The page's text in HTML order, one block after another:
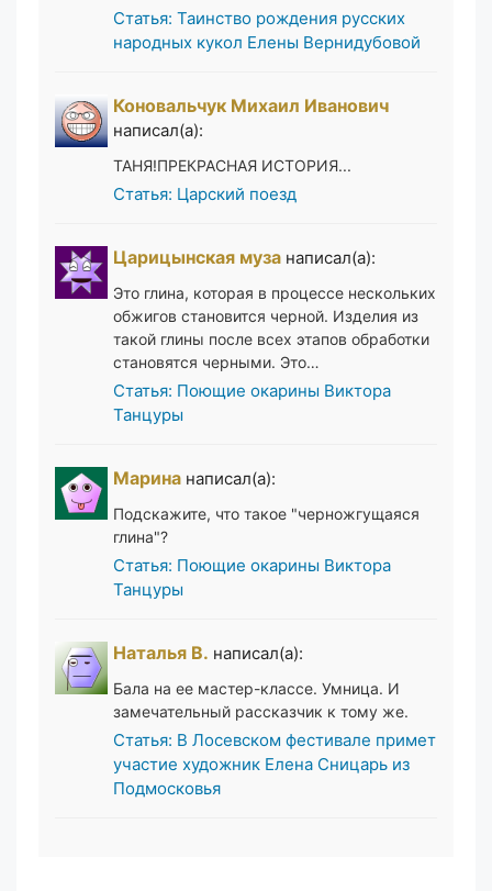
Статья: Таинство рождения русских
народных кукол Елены Вернидубовой
Коновальчук Михаил Иванович
написал(а):
ТАНЯ!ПРЕКРАСНАЯ ИСТОРИЯ...
Статья: Царский поезд
Царицынская муза написал(а):
Это глина, которая в процессе нескольких
обжигов становится черной. Изделия из
такой глины после всех этапов обработки
становятся черными. Это…
Статья: Поющие окарины Виктора
Танцуры
Марина написал(а):
Подскажите, что такое "черножгущаяся
глина"?
Статья: Поющие окарины Виктора
Танцуры
Наталья В. написал(а):
Бала на ее мастер-классе. Умница. И
замечательный рассказчик к тому же.
Статья: В Лосевском фестивале примет
участие художник Елена Сницарь из
Подмосковья